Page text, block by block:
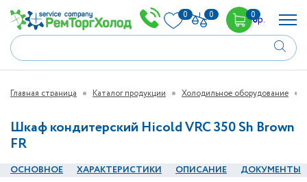
0 0 00р.
Главная страница Каталог продукции Холодильное оборудование
Шкаф кондитерский Hicold VRC 350 Sh Brown
FR
ОСНОВНОЕ ХАРАКТЕРИСТИКИ ОПИСАНИЕ ДОКУМЕНТЫ